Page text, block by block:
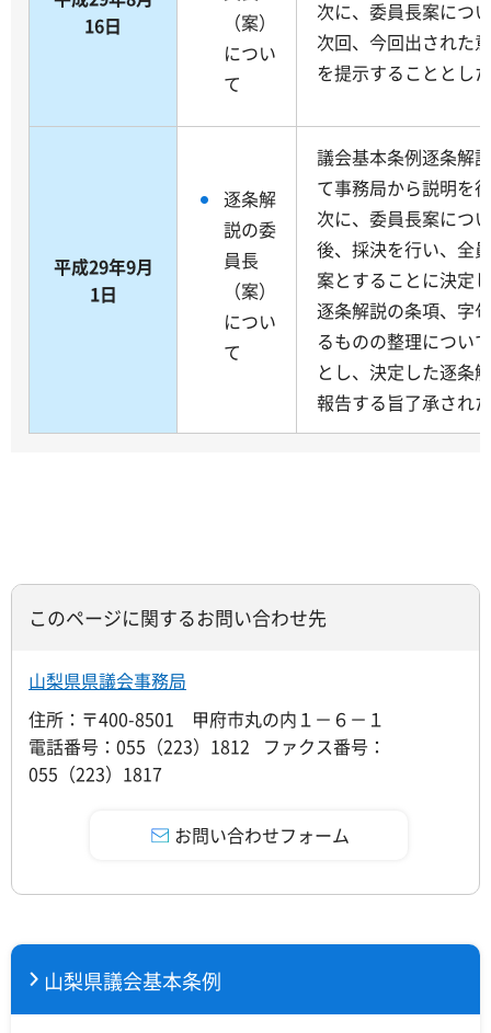
16日
（案）
につい
て
次に、委員長案につ
次回、今回出された
を提示することとし
平成29年9月
1日
逐条解
説の委
員長
（案）
につい
て
議会基本条例逐条解
て事務局から説明を
次に、委員長案につ
後、採決を行い、全
案とすることに決定
逐条解説の条項、字
るものの整理につい
とし、決定した逐条
報告する旨了承され
このページに関するお問い合わせ先
山梨県県議会事務局
住所：〒400-8501 甲府市丸の内１－６－１
電話番号：055（223）1812 ファクス番号：
055（223）1817
山梨県議会基本条例